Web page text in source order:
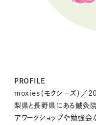
PROFILE
moxies（モクシーズ）／
梨県と長野県にある鍼灸
アワークショップや勉強